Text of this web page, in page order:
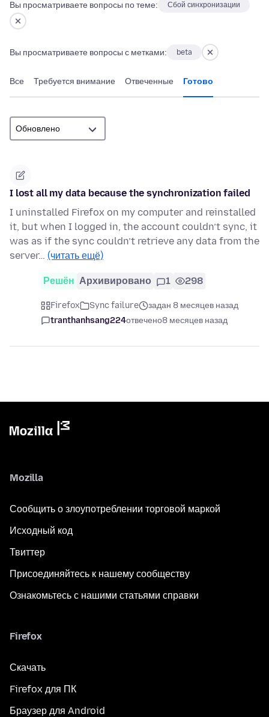
Вы просматриваете вопросы по теме: Сбой синхронизации
Вы просматриваете вопросы с метками: beta
Все Требуется внимание Отвеченные Готово
I lost all my data because the synchronization failed
I uninstalled Firefox on my computer and reinstalled
it, but when I logged in, the account couldn’t sync, it
was as if the sync couldn’t retrieve any data from the
server… (читать ещё)
Решён Архивировано 1 298
Firefox Sync failure
задан 8 месяцев назад
tranthanhsang224отвечено8 месяцев назад
Mozilla
Сообщить о злоупотреблении торговой маркой
Исходный код
Твиттер
Присоединяйтесь к нашему сообществу
Ознакомьтесь с нашими статьями справки
Firefox
Скачать
Firefox для ПК
Браузер для Android